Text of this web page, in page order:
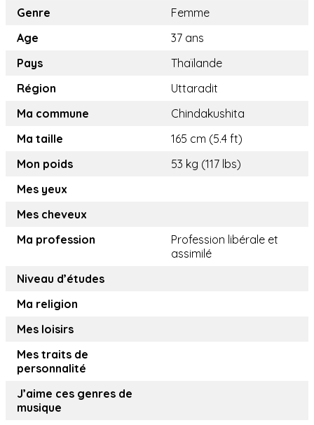
Genre
Femme
Age
37 ans
Pays
Thaïlande
Région
Uttaradit
Ma commune
Chindakushita
Ma taille
165 cm (5.4 ft)
Mon poids
53 kg (117 lbs)
Mes yeux
Mes cheveux
Ma profession
Profession libérale et
assimilé
Niveau d’études
Ma religion
Mes loisirs
Mes traits de
personnalité
J’aime ces genres de
musique